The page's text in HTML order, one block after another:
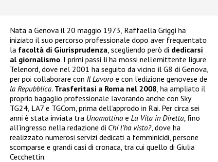
Nata a Genova il 20 maggio 1973, Raffaella Griggi ha
iniziato il suo percorso professionale dopo aver frequentato
la facoltà di Giurisprudenza, scegliendo però di dedicarsi
al giornalismo. I primi passi li ha mossi nell’emittente ligure
Telenord, dove nel 2001 ha seguito da vicino il G8 di Genova,
per poi collaborare con Il Lavoro e con l’edizione genovese de
la Repubblica. Trasferitasi a Roma nel 2008, ha ampliato il
proprio bagaglio professionale lavorando anche con Sky
TG24, LA7 e TGCom, prima dell’approdo in Rai. Per circa sei
anni è stata inviata tra Unomattina e La Vita in Diretta, fino
all’ingresso nella redazione di Chi l’ha visto?, dove ha
realizzato numerosi servizi dedicati a femminicidi, persone
scomparse e grandi casi di cronaca, tra cui quello di Giulia
Cecchettin.